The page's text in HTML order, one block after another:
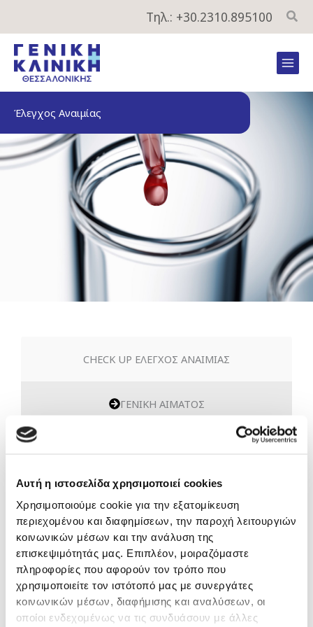
Αυτή η ιστοσελίδα χρησιμοποιεί cookies
Χρησιμοποιούμε cookie για την εξατομίκευση
περιεχομένου και διαφημίσεων, την παροχή λειτουργιών
κοινωνικών μέσων και την ανάλυση της
επισκεψιμότητάς μας. Επιπλέον, μοιραζόμαστε
πληροφορίες που αφορούν τον τρόπο που
χρησιμοποιείτε τον ιστότοπό μας με συνεργάτες
κοινωνικών μέσων, διαφήμισης και αναλύσεων, οι
οποίοι ενδεχομένως να τις συνδυάσουν με άλλες
περιεχόμενο
Τηλ.: +30.2310.895100
Έλεγχος Αναιμίας
CHECK UP ΕΛΕΓΧΟΣ ΑΝΑΙΜΙΑΣ
ΓΕΝΙΚΗ ΑΙΜΑΤΟΣ
ΦΕΡΡΙΤΙΝΗ
ΤΙΜΗ 8€